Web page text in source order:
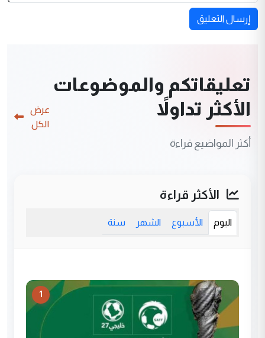
إرسال التعليق
تعليقاتكم والموضوعات
الأكثر تداولاً
أكثر المواضيع قراءة
عرض
الكل
الأكثر قراءة
اليوم الأسبوع الشهر سنة
1